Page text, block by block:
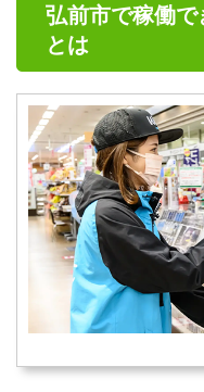
弘前市で稼働
とは